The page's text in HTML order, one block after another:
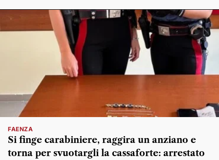
FAENZA
Si finge carabiniere, raggira un anziano e
torna per svuotargli la cassaforte: arrestato